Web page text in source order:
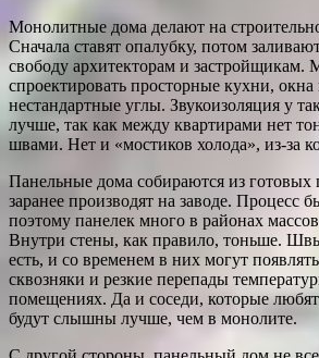
Монолитные дома делают на
Сначала ставят опалубку, потом
свободу архитекторам и застройщикам.
спроектировать просторные кухни,
нестандартные углы. Звукоизоляция у
лучше, так как между квартирами нет
швами. Нет и «мостиков холода», из-за
Панельные дома собираются из готовых
заранее производят на заводе. Процесс
поэтому панелек много в районах
Внутри стены, как правило, тоньше.
есть, и со временем в них могут
сквозняки и резкие перепады
помещениях. Да и соседи, которые
будут слышны лучше, чем в монолите.